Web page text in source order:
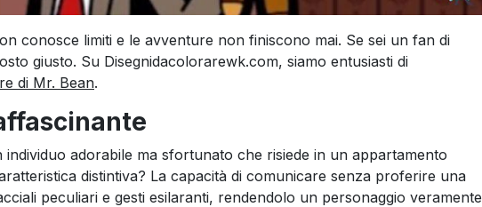
conosce limiti e le avventure non finiscono mai. Se sei un fan di
giusto. Su Disegnidacolorarewk.com, siamo entusiasti di
di Mr. Bean.
adorabile ma sfortunato che risiede in un appartamento
distintiva? La capacità di comunicare senza proferire una
peculiari e gesti esilaranti, rendendolo un personaggio veramente